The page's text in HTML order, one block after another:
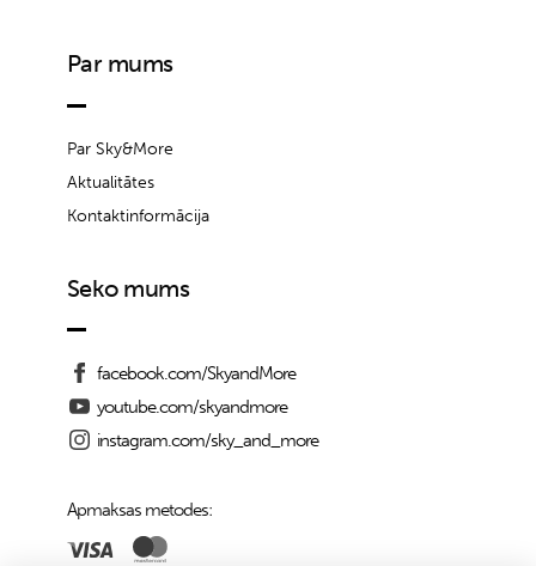
Par mums
Par Sky&More
Aktualitātes
Kontaktinformācija
Seko mums
facebook.com/SkyandMore
youtube.com/skyandmore
instagram.com/sky_and_more
Apmaksas metodes: